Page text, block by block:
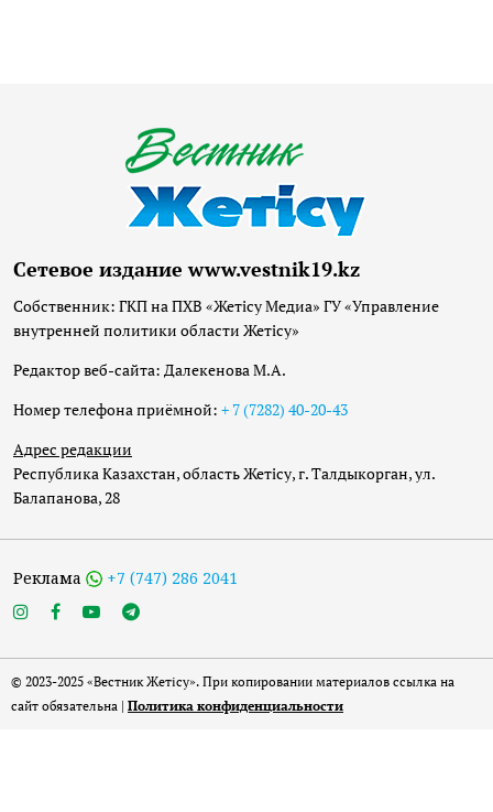
Сетевое издание www.vestnik19.kz
Собственник: ГКП на ПХВ «Жетісу Медиа» ГУ «Управление
внутренней политики области Жетісу»
Редактор веб-сайта: Далекенова М.А.
Номер телефона приёмной: + 7 (7282) 40-20-43
Адрес редакции
Республика Казахстан, область Жетісу, г. Талдыкорган, ул.
Балапанова, 28
Реклама +7 (747) 286 2041
© 2023-2025 «Вестник Жетісу». При копировании материалов ссылка на
сайт обязательна | Политика конфиденциальности